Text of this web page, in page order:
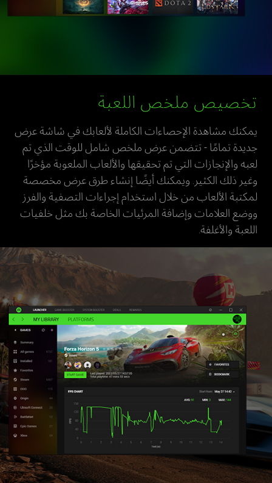
تخصيص ملخص اللعبة
يمكنك مشاهدة الإحصاءات الكاملة لألعابك في شاشة عرض
جديدة تمامًا - تتضمن عرض ملخص شامل للوقت الذي تم
لعبه والإنجازات التي تم تحقيقها والألعاب الملعوبة مؤخرًا
وغير ذلك الكثير. ويمكنك أيضًا إنشاء طرق عرض مخصصة
لمكتبة الألعاب من خلال استخدام إجراءات التصفية والفرز
ووضع العلامات وإضافة المرئيات الخاصة بك مثل خلفيات
اللعبة والأغلفة.